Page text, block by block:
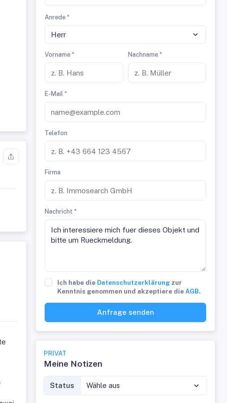
Anrede *
Herr
Vorname * Nachname *
E-Mail *
Telefon
Firma
Nachricht *
Ich habe die Datenschutzerklärung zur
Kenntnis genommen und akzeptiere dieAGB.
Anfrage senden
PRIVAT
Meine Notizen
Status Wähle aus